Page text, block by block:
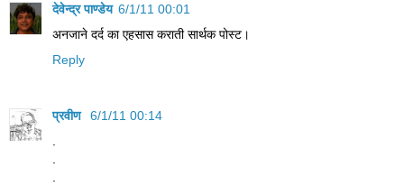
देवेन्द्र पाण्डेय 6/1/11 00:01
अनजाने दर्द का एहसास कराती सार्थक पोस्ट।
Reply
प्रवीण 6/1/11 00:14